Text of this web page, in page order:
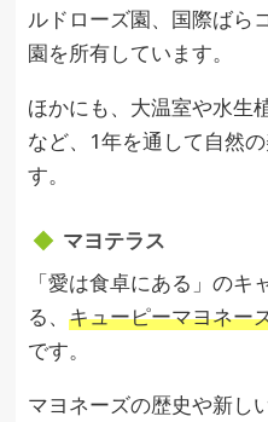
ルドローズ園、国際ばら
園を所有しています。
ほかにも、大温室や水生
など、1年を通して自然
す。
マヨテラス
「愛は食卓にある」の
る、キューピーマヨネー
です。
マヨネーズの歴史や新し